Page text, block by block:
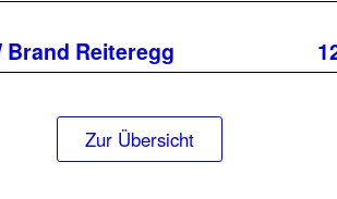
Brand Reiteregg
Zur Übersicht